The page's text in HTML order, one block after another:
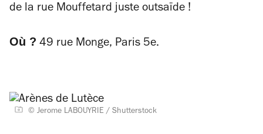
de la rue Mouffetard juste outsaïde !
Où ? 49 rue Monge, Paris 5e.
© Jerome LABOUYRIE / Shutterstock